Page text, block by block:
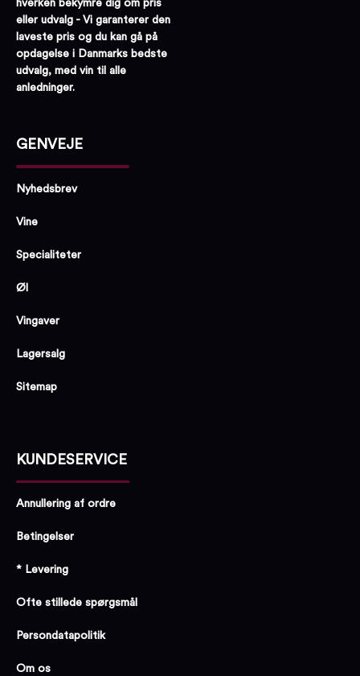
hverken bekymre dig om pris
eller udvalg - Vi garanterer den
laveste pris og du kan gå på
opdagelse i Danmarks bedste
udvalg, med vin til alle
anledninger.
GENVEJE
Nyhedsbrev
Vine
Specialiteter
Øl
Vingaver
Lagersalg
Sitemap
KUNDESERVICE
Annullering af ordre
Betingelser
* Levering
Ofte stillede spørgsmål
Persondatapolitik
Om os